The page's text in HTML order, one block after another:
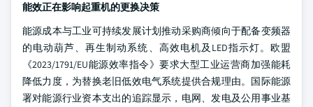
能效正在影响起重机的更换决策
能源成本与工业可持续发展计划推动采购商倾向于配备变频器
的电动葫芦、再生制动系统、高效电机及LED指示灯。欧盟
《2023/1791/EU能源效率指令》要求大型工业运营商加强能耗
降低力度，为替换老旧低效电气系统提供合规理由。国际能源
署对能源行业资本支出的追踪显示，电网、发电及公用事业基